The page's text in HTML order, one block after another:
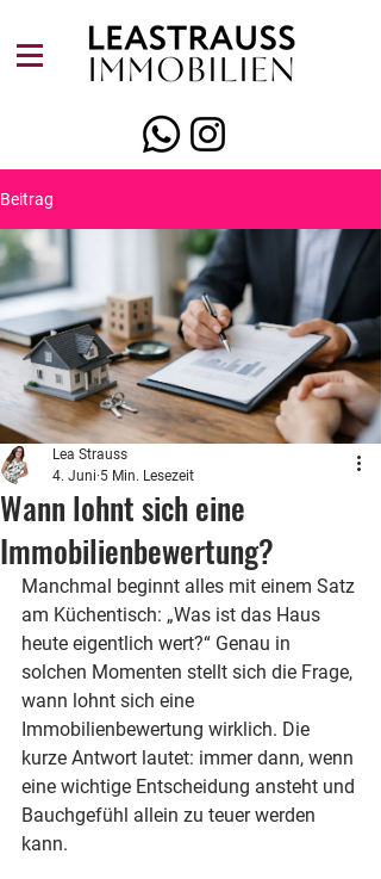
Beitrag
Wann lohnt sich eine
Immobilienbewertung?
Lea Strauss
4. Juni 5 Min. Lesezeit
Manchmal beginnt alles mit einem Satz
am Küchentisch: „Was ist das Haus
heute eigentlich wert?“ Genau in
solchen Momenten stellt sich die Frage,
wann lohnt sich eine
Immobilienbewertung wirklich. Die
kurze Antwort lautet: immer dann, wenn
eine wichtige Entscheidung ansteht und
Bauchgefühl allein zu teuer werden
kann.